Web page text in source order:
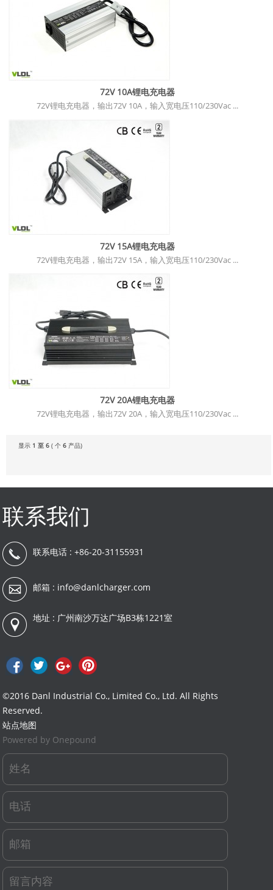
72V 10A锂电充电器
72V锂电充电器，输出72V 10A，输入宽电压110/230Vac ...
72V 15A锂电充电器
72V锂电充电器，输出72V 15A，输入宽电压110/230Vac ...
72V 20A锂电充电器
72V锂电充电器，输出72V 20A，输入宽电压110/230Vac ...
显示 1 至 6 ( 个 6 产品)
联系我们
联系电话 : +86-20-31155931
邮箱 : info@danlcharger.com
地址 : 广州南沙万达广场B3栋1221室
©2016 Danl Industrial Co., Limited Co., Ltd. All Rights
Reserved.
站点地图
Powered by Onepound